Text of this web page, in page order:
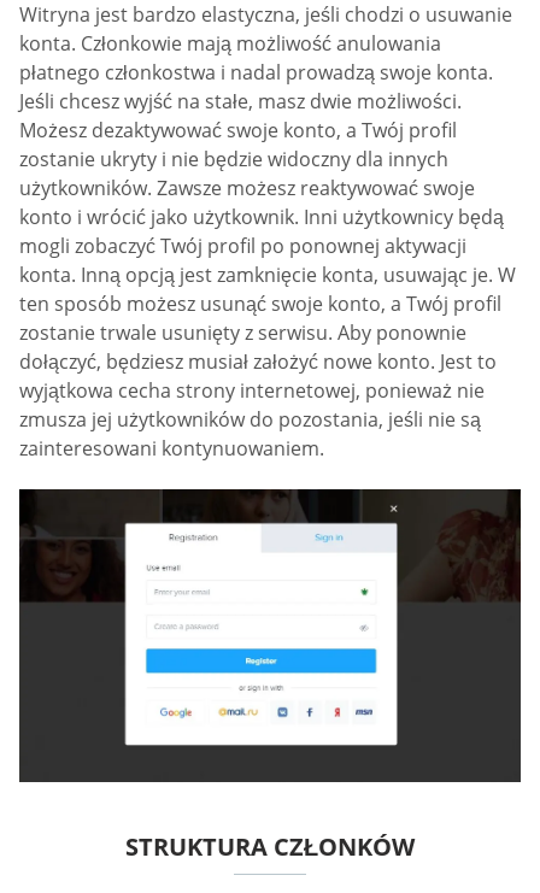
Witryna jest bardzo elastyczna, jeśli chodzi o usuwanie
konta. Członkowie mają możliwość anulowania
płatnego członkostwa i nadal prowadzą swoje konta.
Jeśli chcesz wyjść na stałe, masz dwie możliwości.
Możesz dezaktywować swoje konto, a Twój profil
zostanie ukryty i nie będzie widoczny dla innych
użytkowników. Zawsze możesz reaktywować swoje
konto i wrócić jako użytkownik. Inni użytkownicy będą
mogli zobaczyć Twój profil po ponownej aktywacji
konta. Inną opcją jest zamknięcie konta, usuwając je. W
ten sposób możesz usunąć swoje konto, a Twój profil
zostanie trwale usunięty z serwisu. Aby ponownie
dołączyć, będziesz musiał założyć nowe konto. Jest to
wyjątkowa cecha strony internetowej, ponieważ nie
zmusza jej użytkowników do pozostania, jeśli nie są
zainteresowani kontynuowaniem.
STRUKTURA CZŁONKÓW